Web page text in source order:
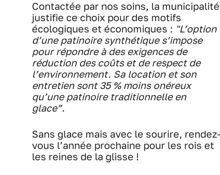
Contactée par nos soins, la municipalité
justifie ce choix pour des motifs
écologiques et économiques : "L’option
d’une patinoire synthétique s’impose
pour répondre à des exigences de
réduction des coûts et de respect de
l’environnement. Sa location et son
entretien sont 35 % moins onéreux
qu’une patinoire traditionnelle en
glace”.
Sans glace mais avec le sourire,
vous l’année prochaine pour les rois et
les reines de la glisse !